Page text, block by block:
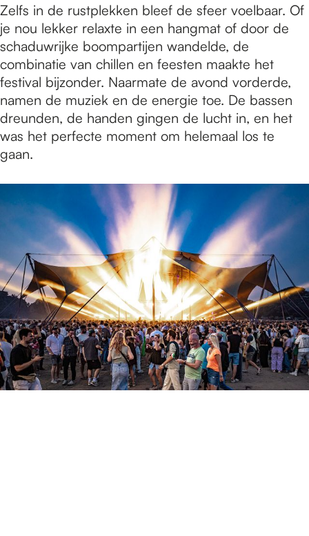
Zelfs in de rustplekken bleef de sfeer voelbaar. Of
je nou lekker relaxte in een hangmat of door de
schaduwrijke boompartijen wandelde, de
combinatie van chillen en feesten maakte het
festival bijzonder. Naarmate de avond vorderde,
namen de muziek en de energie toe. De bassen
dreunden, de handen gingen de lucht in, en het
was het perfecte moment om helemaal los te
gaan.